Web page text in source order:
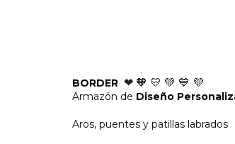
BORDER ❤ 🧡 💛 💚 💙 💜
​Armazón de Diseño
Aros, puentes y patillas labrados